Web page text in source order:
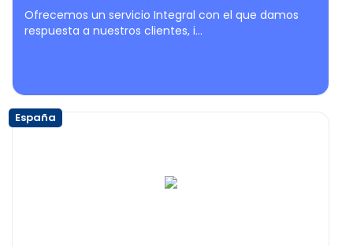
Ofrecemos un servicio Integral con el que damos
respuesta a nuestros clientes, i...
España